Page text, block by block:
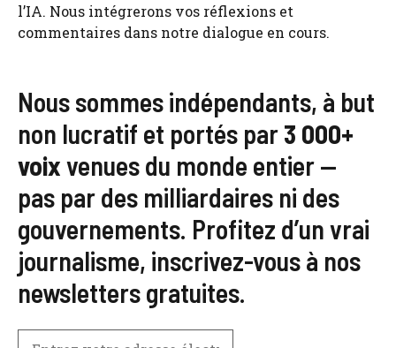
l’IA. Nous intégrerons vos réflexions et
commentaires dans notre dialogue en cours.
Nous sommes indépendants, à but
non lucratif et portés par3 000+
voixvenues du monde entier —
pas par des milliardaires ni des
gouvernements. Profitez d’un vrai
journalisme, inscrivez-vous à nos
newsletters gratuites.